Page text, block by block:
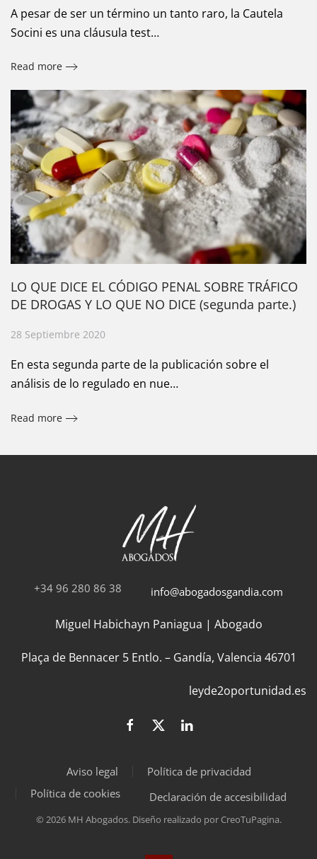
A pesar de ser un término un tanto raro, la Cautela
Socini es una cláusula test…
Read more
LO QUE DICE EL CÓDIGO PENAL SOBRE TRÁFICO
DE DROGAS Y LO QUE NO DICE (segunda parte.)
28 Septiembre 2020
En esta segunda parte de la publicación sobre el
análisis de lo regulado en nue…
Read more
+34 96 280 86 38 info@abogadosgandia.com
Miguel Habichayn Paniagua | Abogado
Plaça de Bennacer 5 Entlo. – Gandía, Valencia 46701
leyde2oportunidad.es
Aviso legal
Política de privacidad
Política de cookies
Declaración de accesibilidad
© 2026MH Abogados. Diseño realizado por CreoTuPagina.